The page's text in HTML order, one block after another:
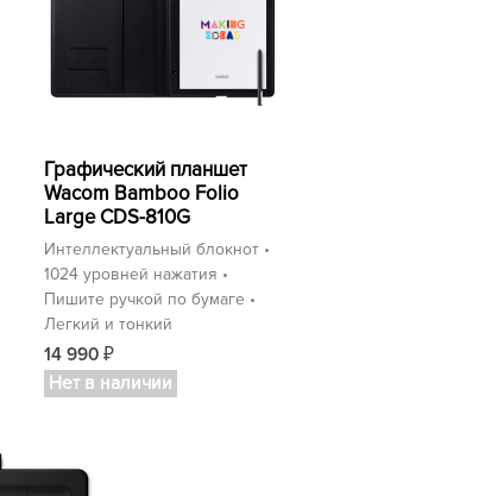
Графический планшет
Wacom Bamboo Folio
Large CDS-810G
Интеллектуальный блокнот •
1024 уровней нажатия •
Пишите ручкой по бумаге •
Легкий и тонкий
14 990 ₽
Нет в наличии